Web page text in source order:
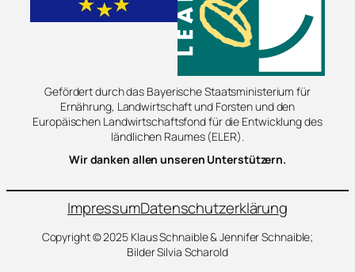
Gefördert durch das Bayerische Staatsministerium für
Ernährung, Landwirtschaft und Forsten und den
Europäischen Landwirtschaftsfond für die Entwicklung des
ländlichen Raumes (ELER).
Wir danken allen unseren Unterstützern.
ImpressumDatenschutzerklärung
Copyright © 2025 Klaus Schnaible & Jennifer Schnaible;
Bilder Silvia Scharold